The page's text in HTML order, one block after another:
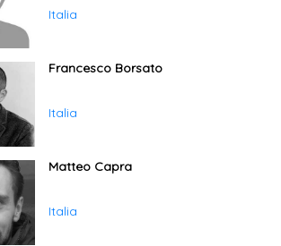
Italia
Francesco Borsato
Italia
Matteo Capra
Italia